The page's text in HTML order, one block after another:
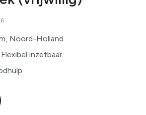
Noord-Holland
inzetbaar